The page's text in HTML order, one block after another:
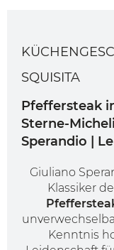
SQUISITA
Pfeffersteak
Sterne-
Sperandio |
Giuliano
Klassiker
Kenntnis